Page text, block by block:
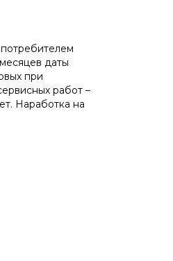
даты
при
работ –
Наработка на